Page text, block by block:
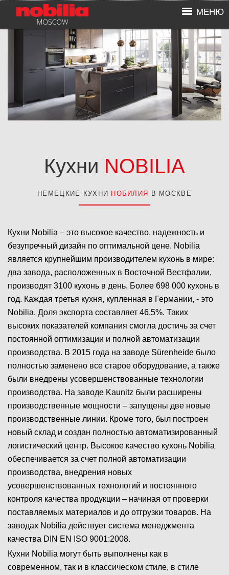
МЕНЮ
Кухни NOBILIA
НЕМЕЦКИЕ КУХНИ НОБИЛИЯ В МОСКВЕ
Кухни Nobilia – это высокое качество, надежность и
безупречный дизайн по оптимальной цене. Nobilia
является крупнейшим производителем кухонь в мире:
два завода, расположенных в Восточной Вестфалии,
производят 3100 кухонь в день. Более 698 000 кухонь в
год. Каждая третья кухня, купленная в Германии, - это
Nobilia. Доля экспорта составляет 46,5%. Таких
высоких показателей компания смогла достичь за счет
постоянной оптимизации и полной автоматизации
производства. В 2015 года на заводе Sürenheide было
полностью заменено все старое оборудование, а также
были внедрены усовершенствованные технологии
производства. На заводе Kaunitz были расширены
производственные мощности – запущены две новые
производственные линии. Кроме того, был построен
новый склад и создан полностью автоматизированный
логистический центр. Высокое качество кухонь Nobilia
обеспечивается за счет полной автоматизации
производства, внедрения новых
усовершенствованных технологий и постоянного
контроля качества продукции – начиная от проверки
поставляемых материалов и до отгрузки товаров. На
заводах Nobilia действует система менеджмента
качества DIN EN ISO 9001:2008.
Кухни Nobilia могут быть выполнены как в
современном, так и в классическом стиле, в стиле